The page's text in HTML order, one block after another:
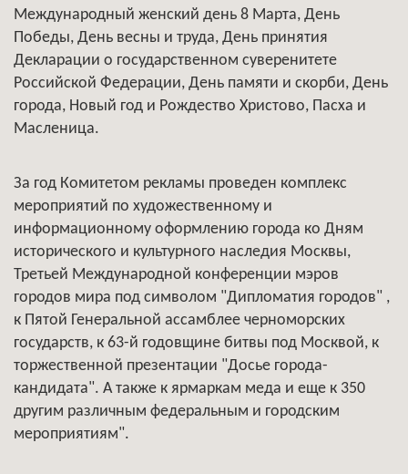
Международный женский день 8 Марта, День
Победы, День весны и труда, День принятия
Декларации о государственном суверенитете
Российской Федерации, День памяти и скорби, День
города, Новый год и Рождество Христово, Пасха и
Масленица.
За год Комитетом рекламы проведен комплекс
мероприятий по художественному и
информационному оформлению города ко Дням
исторического и культурного наследия Москвы,
Третьей Международной конференции мэров
городов мира под символом "Дипломатия городов" ,
к Пятой Генеральной ассамблее черноморских
государств, к 63-й годовщине битвы под Москвой, к
торжественной презентации "Досье города-
кандидата". А также к ярмаркам меда и еще к 350
другим различным федеральным и городским
мероприятиям".